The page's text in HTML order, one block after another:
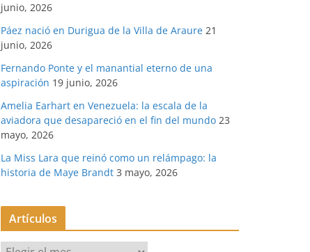
junio, 2026
Páez nació en Durigua de la Villa de Araure 21
junio, 2026
Fernando Ponte y el manantial eterno de una
aspiración 19 junio, 2026
Amelia Earhart en Venezuela: la escala de la
aviadora que desapareció en el fin del mundo 23
mayo, 2026
La Miss Lara que reinó como un relámpago: la
historia de Maye Brandt 3 mayo, 2026
Artículos